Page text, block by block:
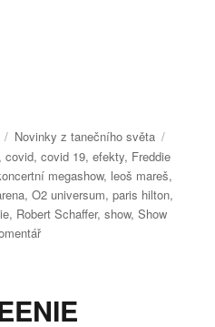
Rubriky:
Novinky z tanečního světa
,covid,covid 19,efekty, Freddie
megashow, leoš mareš,
,O2 universum,paris hilton,
, Robert Schaffer,show,Show
pro
O2